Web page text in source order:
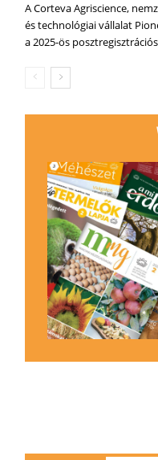
A Corteva Agriscience,
és technológiai vállalat
a 2025-ös